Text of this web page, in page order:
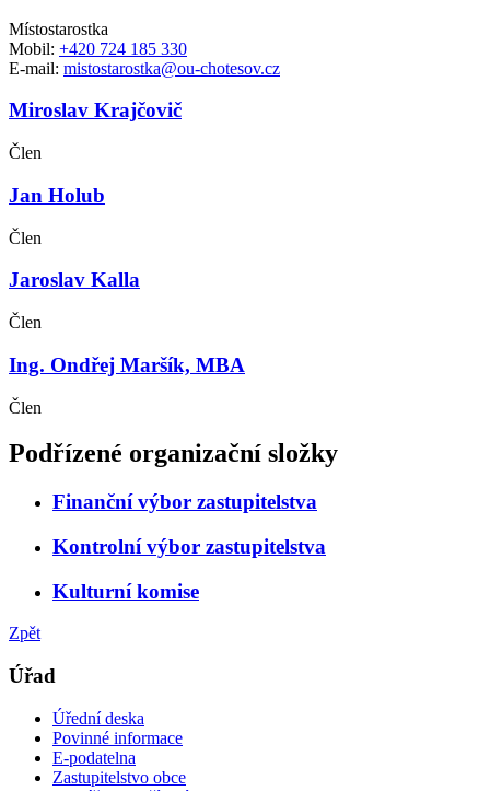
Místostarostka
Mobil: +420 724 185 330
E-mail: mistostarostka@ou-chotesov.cz
Miroslav Krajčovič
Člen
Jan Holub
Člen
Jaroslav Kalla
Člen
Ing. Ondřej Maršík, MBA
Člen
Podřízené organizační složky
Finanční výbor zastupitelstva
Kontrolní výbor zastupitelstva
Kulturní komise
Zpět
Úřad
Úřední deska
Povinné informace
E-podatelna
Zastupitelstvo obce